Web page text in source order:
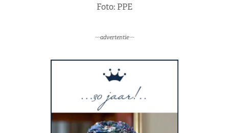
Foto: PPE
~~advertentie~~